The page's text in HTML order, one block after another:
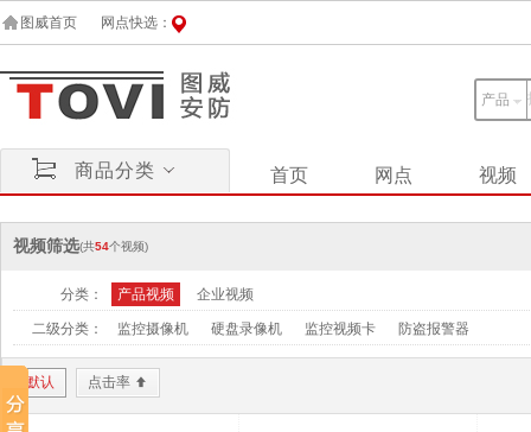
图威首页 网点快选：
产品
商品分类 首页 网点 视频
视频筛选(共54个视频)
分类： 产品视频 企业视频
二级分类： 监控摄像机 硬盘录像机 监控视频卡 防盗报警器
默认 点击率 +